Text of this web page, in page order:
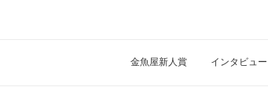
金魚屋新人賞 インタビュー